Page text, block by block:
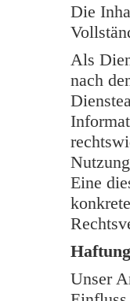
Die
Als
nach
Eine
Unser